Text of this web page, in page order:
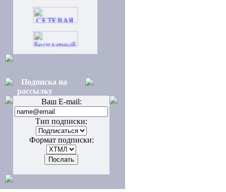
Подписка на
рассылку
Ваш E-mail:
Тип подписки:
Формат подписки: